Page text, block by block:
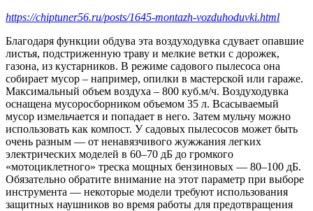
https://chiptuner56.ru/posts/1645-montazh-vozduhoduvki.html
Благодаря функции обдува эта воздуходувка сдувает опавшие
листья, подстриженную траву и мелкие ветки с дорожек,
газона, из кустарников. В режиме садового пылесоса она
собирает мусор – например, опилки в мастерской или гараже.
Максимальный объем воздуха – 800 куб.м/ч. Воздуходувка
оснащена мусоросборником объемом 35 л. Всасываемый
мусор измельчается и попадает в него. Затем мульчу можно
использовать как компост. У садовых пылесосов может быть
очень разным — от ненавязчивого жужжания легких
электрических моделей в 60–70 дБ до громкого
«мотоциклетного» треска мощных бензиновых — 80–100 дБ.
Обязательно обратите внимание на этот параметр при выборе
инструмента — некоторые модели требуют использования
защитных наушников во время работы для предотвращения